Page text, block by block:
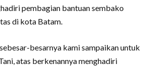
pembagian bantuan sembako
di kota Batam.
besarnya kami sampaikan untuk
atas berkenannya menghadiri